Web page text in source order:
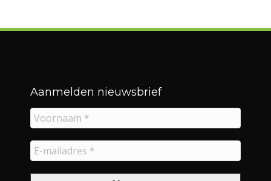
Aanmelden nieuwsbrief